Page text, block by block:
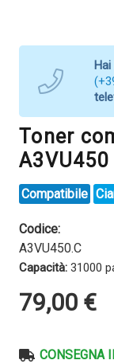
Toner
A3VU450
Compatibile
Codice:
A3VU450.C
Capacità: 31000
79,00 €
CONSEGNA